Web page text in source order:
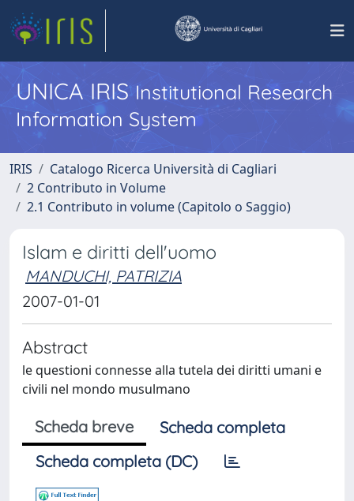
UNICA IRISInstitutional Research
Information System
IRIS
Catalogo Ricerca Università di Cagliari
2 Contributo in Volume
2.1 Contributo in volume (Capitolo o Saggio)
Islam e diritti dell'uomo
MANDUCHI, PATRIZIA
2007-01-01
Abstract
le questioni connesse alla tutela dei diritti umani e
civili nel mondo musulmano
Scheda breve
Scheda completa
Scheda completa (DC)